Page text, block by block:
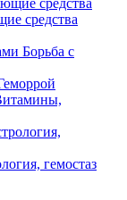
средства
Борьба с
гемостаз